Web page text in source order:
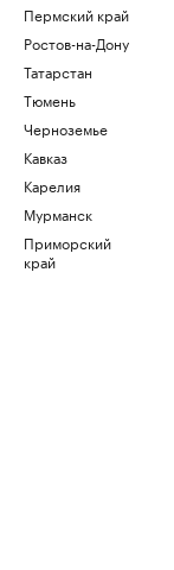
Пермский край
Ростов-на-Дону
Татарстан
Тюмень
Черноземье
Кавказ
Карелия
Мурманск
Приморский
край